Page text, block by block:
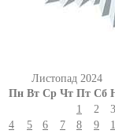
Листопад 2024
Пн Вт Ср Чт Пт Сб
1
2
3
4
5 6 7 8 9